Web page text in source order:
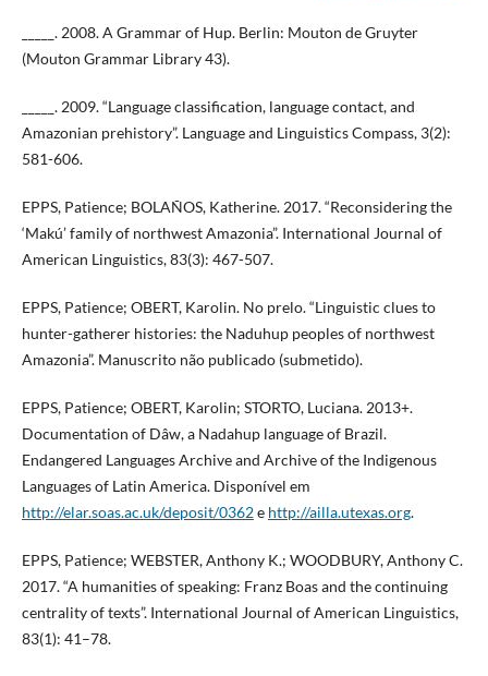
­_____. 2008. A Grammar of Hup. Berlin: Mouton de Gruyter
(Mouton Grammar Library 43).
_____. 2009. “Language classification, language contact, and
Amazonian prehistory”. Language and Linguistics Compass, 3(2):
581-606.
EPPS, Patience; BOLAÑOS, Katherine. 2017. “Reconsidering the
‘Makú’ family of northwest Amazonia”. International Journal of
American Linguistics, 83(3): 467-507.
EPPS, Patience; OBERT, Karolin. No prelo. “Linguistic clues to
hunter-gatherer histories: the Naduhup peoples of northwest
Amazonia”. Manuscrito não publicado (submetido).
EPPS, Patience; OBERT, Karolin; STORTO, Luciana. 2013+.
Documentation of Dâw, a Nadahup language of Brazil.
Endangered Languages Archive and Archive of the Indigenous
Languages of Latin America. Disponível em
http://elar.soas.ac.uk/deposit/0362e http://ailla.utexas.org.
EPPS, Patience; WEBSTER, Anthony K.; WOODBURY, Anthony C.
2017. “A humanities of speaking: Franz Boas and the continuing
centrality of texts”. International Journal of American Linguistics,
83(1): 41–78.